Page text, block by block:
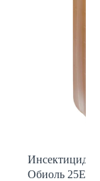
Инсектицид
Обиоль 25ЕС